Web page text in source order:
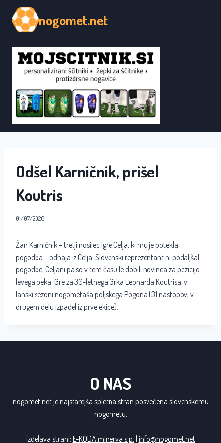
content
nogomet.net
Odšel Karničnik, prišel
Koutris
01/07/2026
Žan Karničnik – tretji nosilec igre Celja, ki mu je potekla
pogodba – odhaja iz Celja. Slovenski reprezentant ni podaljšal
pogodbe, Celjani pa so v tem času le dobili novinca za pozicijo
levega beka. Gre za 30-letnega Grka Leonarda Koutrisa, v
lanski sezoni nogometaša poljskega Pogona (31 nastopov, v
drugem delu izpadel iz prve ekipe).
O NAS
nogomet.net je najstarejša spletna stran posvečena slovenskemu
nogometu.
izdelava strani: E-KODA minerva s.p. info@nogomet.net